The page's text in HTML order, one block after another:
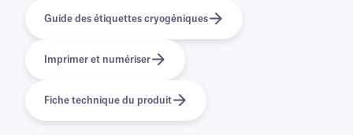
Guide des étiquettes cryogéniques
Imprimer et numériser
Fiche technique du produit